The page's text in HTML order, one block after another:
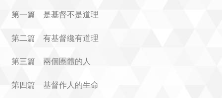
第一篇 是基督不是道理
第二篇 有基督纔有道理
第三篇 兩個團體的人
第四篇 基督作人的生命